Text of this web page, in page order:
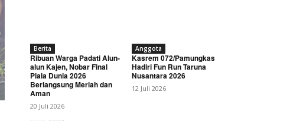
Berita
Ribuan Warga Padati Alun-
alun Kajen, Nobar Final
Piala Dunia 2026
Berlangsung Meriah dan
Aman
20 Juli 2026
Anggota
Kasrem 072/Pamungkas
Hadiri Fun Run Taruna
Nusantara 2026
12 Juli 2026